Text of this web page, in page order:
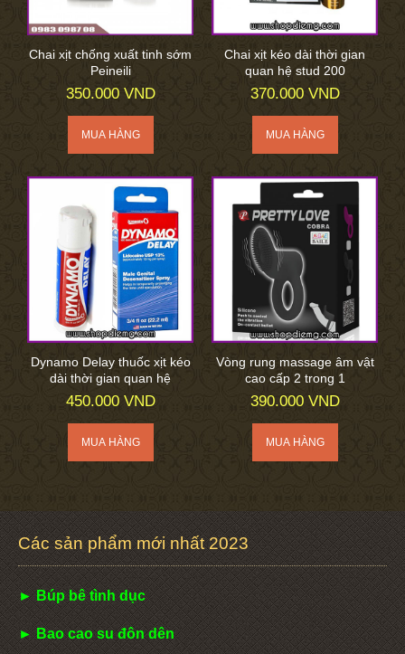
Chai xịt chống xuất tinh sớm
Peineili
350.000 VND
Chai xịt kéo dài thời gian
quan hệ stud 200
370.000 VND
Dynamo Delay thuốc xịt kéo
dài thời gian quan hệ
450.000 VND
Vòng rung massage âm vật
cao cấp 2 trong 1
390.000 VND
Các sản phẩm mới nhất 2023
► Búp bê tình dục
► Bao cao su đôn dên